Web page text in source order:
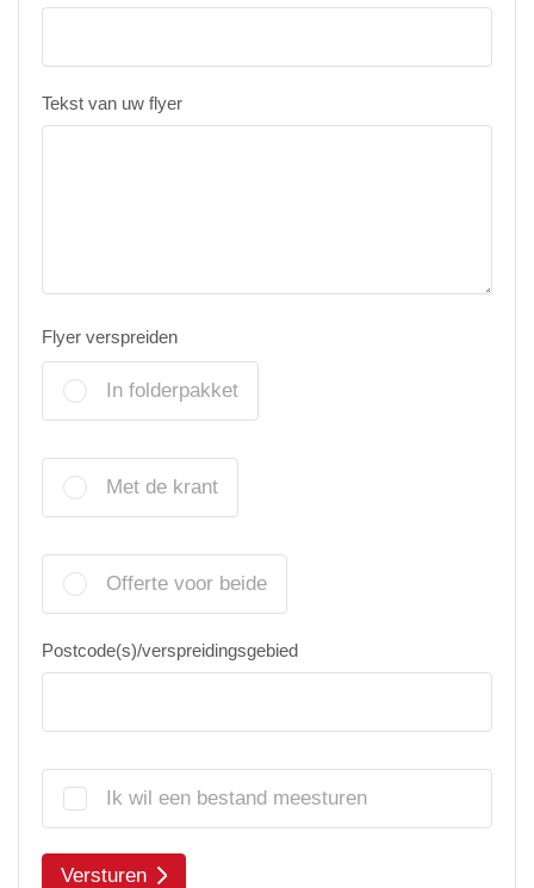
Tekst van uw flyer
Flyer verspreiden
In folderpakket
Met de krant
Offerte voor beide
Postcode(s)/verspreidingsgebied
Ik wil een bestand meesturen
Versturen